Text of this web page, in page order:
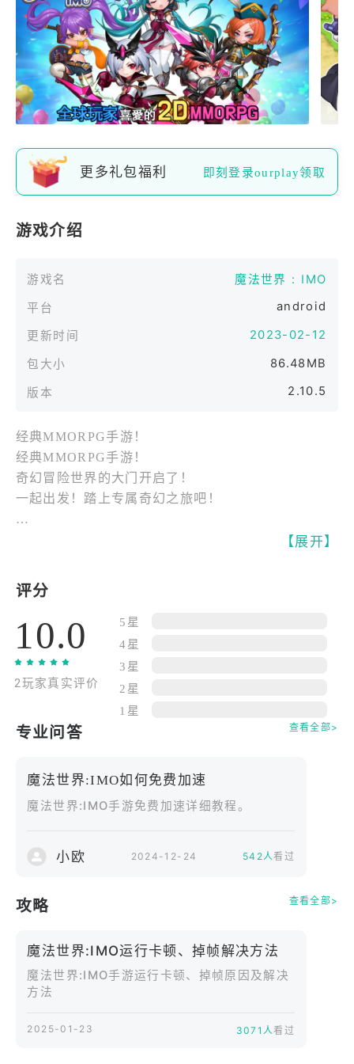
更多礼包福利 即刻登录ourplay领取
游戏介绍
游戏名
魔法世界 : IMO
平台
android
更新时间 2023-02-12
包大小 86.48MB
版本 2.10.5
经典MMORPG手游！
经典MMORPG手游！
奇幻冒险世界的大门开启了！
一起出发！踏上专属奇幻之旅吧！
自由开战！享受魔法世界的奇幻冒险之旅！
◆ 战士、游击手、魔法师！ 3种酷炫职业！
使用职业专属技能，狩猎怪物！
◆ 西拉斯帝国 VS 兰诺斯王国
- 两大势力的激战一触即发！
- 选择阵营，展开PvP战斗！
◆ 打造专属角色 可爱无法挡！
- 多种服装打造专属角色！
- 透过狩猎、制作，收集稀有道具、武器还有防具！
- 和队友一起挑战BOSS团战、探勘地下城！
- 一目了然的图鉴系统，登录道具、分门别类轻松管
理！
- 多项特别活动和每日活动等您来挑战！
【展开】
评分
10.0
2玩家真实评价
5星
4星
3星
2星
1星
专业问答 查看全部>
魔法世界:IMO如何免费加速
魔法世界:IMO手游免费加速详细教程。
小欧 2024-12-24 542人看过
攻略 查看全部>
魔法世界:IMO运行卡顿、掉帧解决方法
魔法世界:IMO手游运行卡顿、掉帧原因及解决
方法
2025-01-23 3071人看过